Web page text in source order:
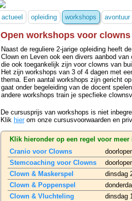
actueel opleiding workshops avontuur
Open workshops voor clowns
Naast de reguliere 2-jarige opleiding heeft
Clown en Leven ook een divers aanbod van
die ook toegankelijk zijn voor clowns van
Het zijn workshops van 3 of 4 dagen met
thema. Een aantal workshops zijn gericht
gaat onder begeleiding van de docent
andere workshops train je specfieke
De cursusprijs van workshops is niet
Klik hierom onze cursusvoorwaarden en
Klik hieronder op een regel voor meer
Cranio voor Clowns
Stemcoaching voor Clowns
Clown & Maskerspel
dinsdag
Clown & Poppenspel
Clown & Vluchteling
dinsdag